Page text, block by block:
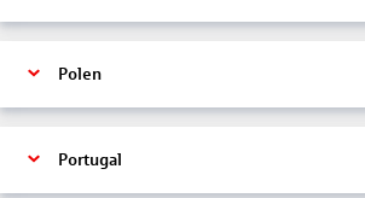
Polen
Portugal